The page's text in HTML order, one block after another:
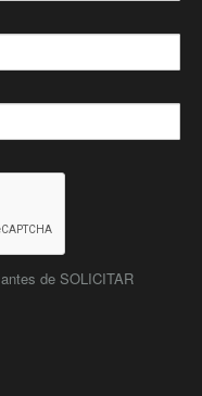
antes de SOLICITAR